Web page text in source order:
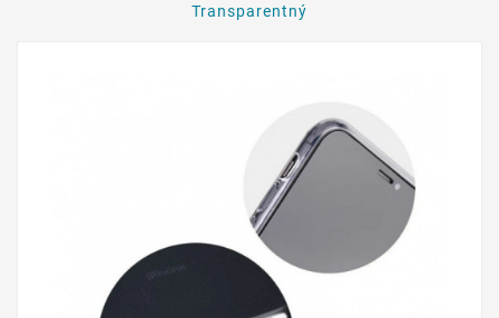
Transparentný